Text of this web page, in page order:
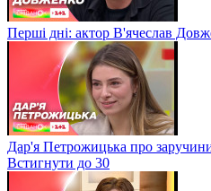
Перші дні: актор В'ячеслав
Дар'я Петрожицька про
Встигнути до 30